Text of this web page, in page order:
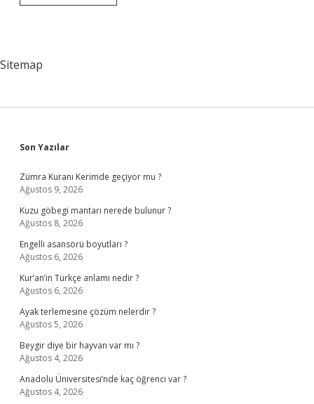
Neden
Sitemap
Sidebar
Son Yazılar
Zümra Kuranı Kerimde geçiyor mu ?
Ağustos 9, 2026
Kuzu göbegi mantarı nerede bulunur ?
Ağustos 8, 2026
Engelli asansörü boyutları ?
Ağustos 6, 2026
Kur’an’ın Türkçe anlamı nedir ?
Ağustos 6, 2026
Ayak terlemesine çözüm nelerdir ?
Ağustos 5, 2026
Beygir diye bir hayvan var mı ?
Ağustos 4, 2026
Anadolu Üniversitesi’nde kaç öğrenci var ?
Ağustos 4, 2026